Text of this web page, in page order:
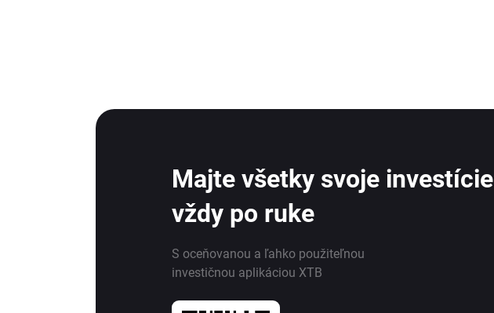
Majte všetky svoje investície
vždy po ruke
S oceňovanou a ľahko použiteľnou
investičnou aplikáciou XTB